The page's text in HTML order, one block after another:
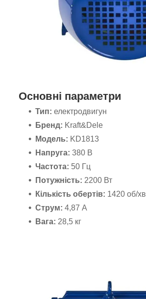
Основні параметри
Тип: електродвигун
Бренд: Kraft&Dele
Модель: KD1813
Напруга: 380 В
Частота: 50 Гц
Потужність: 2200 Вт
Кількість обертів: 1420 об/хв
Струм: 4,87 А
Вага: 28,5 кг